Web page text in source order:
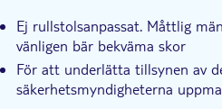
Ej rullstolsanpassat. Måttlig
vänligen bär bekväma skor
För att underlätta tillsynen av
säkerhetsmyndigheterna